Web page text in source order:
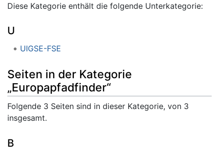
Diese Kategorie enthält die folgende Unterkategorie:
U
UIGSE-FSE
Seiten in der Kategorie
„Europapfadfinder“
Folgende 3 Seiten sind in dieser Kategorie, von 3
insgesamt.
B